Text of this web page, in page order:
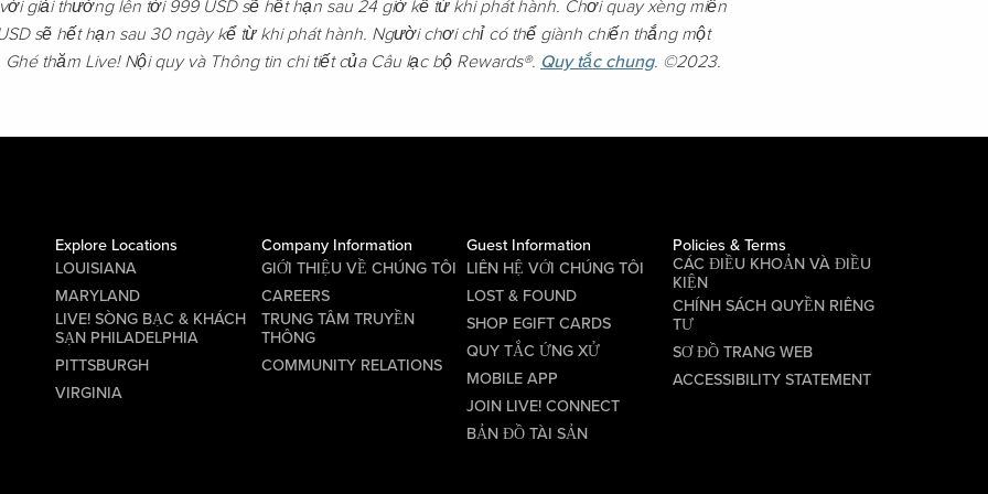
giải thưởng lên tới 999 USD sẽ hết hạn sau 24 giờ kể từ khi phát hành. Chơi quay xèng miễn
sẽ hết hạn sau 30 ngày kể từ khi phát hành. Người chơi chỉ có thể giành chiến thắng một
thăm Live! Nội quy và Thông tin chi tiết của Câu lạc bộ Rewards®. Quy tắc chung. ©2023.
Explore Locations
LOUISIANA
MARYLAND
LIVE! SÒNG BẠC & KHÁCH
SẠN PHILADELPHIA
PITTSBURGH
VIRGINIA
Company Information
GIỚI THIỆU VỀ CHÚNG TÔI
CAREERS
TRUNG TÂM TRUYỀN
THÔNG
COMMUNITY RELATIONS
Guest Information
LIÊN HỆ VỚI CHÚNG TÔI
LOST & FOUND
SHOP EGIFT CARDS
QUY TẮC ỨNG XỬ
MOBILE APP
JOIN LIVE! CONNECT
BẢN ĐỒ TÀI SẢN
Policies & Terms
CÁC ĐIỀU KHOẢN VÀ ĐIỀU
KIỆN
CHÍNH SÁCH QUYỀN RIÊNG
TƯ
SƠ ĐỒ TRANG WEB
ACCESSIBILITY STATEMENT